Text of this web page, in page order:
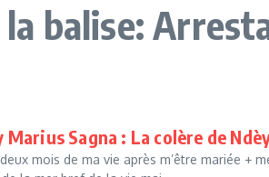
balise:
Sagna : La colère de
deux mois de ma vie après m’être mariée